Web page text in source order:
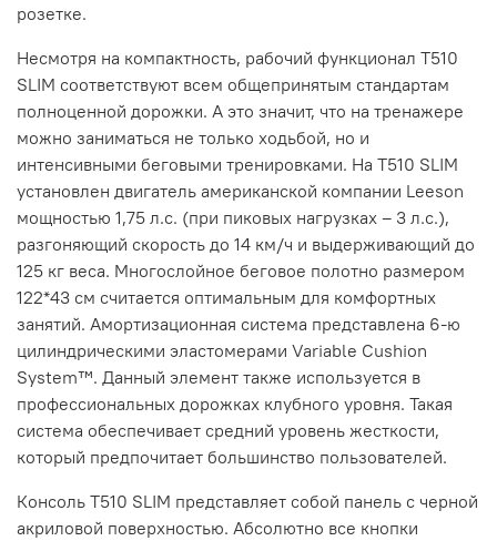
розетке.
Несмотря на компактность, рабочий функционал T510
SLIM соответствуют всем общепринятым стандартам
полноценной дорожки. А это значит, что на тренажере
можно заниматься не только ходьбой, но и
интенсивными беговыми тренировками. На T510 SLIM
установлен двигатель американской компании Leeson
мощностью 1,75 л.с. (при пиковых нагрузках – 3 л.с.),
разгоняющий скорость до 14 км/ч и выдерживающий до
125 кг веса. Многослойное беговое полотно размером
122*43 см считается оптимальным для комфортных
занятий. Амортизационная система представлена 6-ю
цилиндрическими эластомерами Variable Cushion
System™. Данный элемент также используется в
профессиональных дорожках клубного уровня. Такая
система обеспечивает средний уровень жесткости,
который предпочитает большинство пользователей.
Консоль T510 SLIM представляет собой панель с черной
акриловой поверхностью. Абсолютно все кнопки